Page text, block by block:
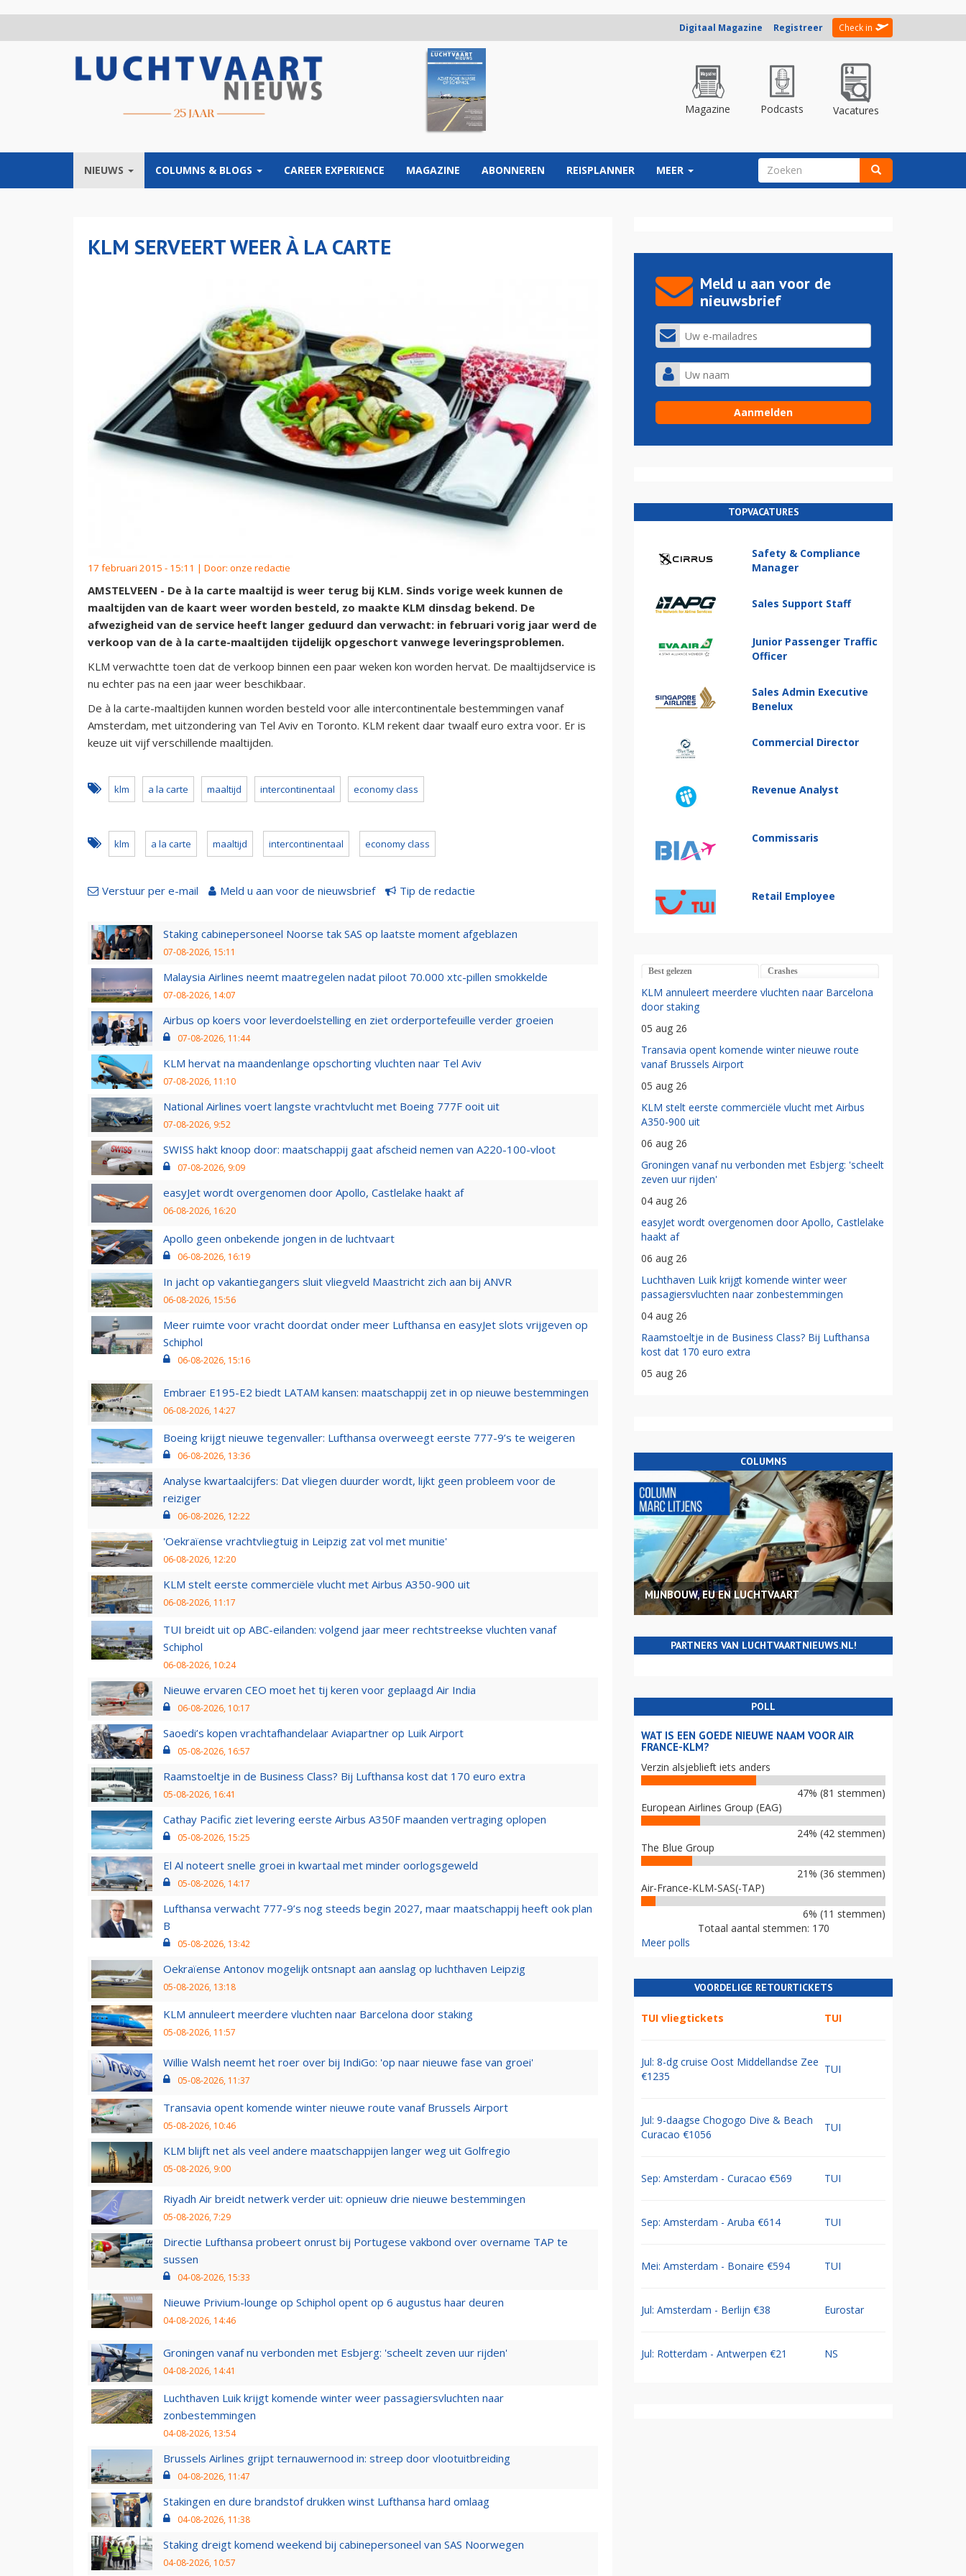
Digitaal Magazine Registreer Check in
Magazine Podcasts Vacatures
NIEUWS COLUMNS & BLOGS CAREER EXPERIENCE MAGAZINE ABONNEREN REISPLANNER MEER ZOEKVELD
KLM SERVEERT WEER À LA CARTE
17 februari 2015 - 15:11 | Door: onze redactie
AMSTELVEEN - De à la carte maaltijd is weer terug bij KLM. Sinds vorige week kunnen de
maaltijden van de kaart weer worden besteld, zo maakte KLM dinsdag bekend. De
afwezigheid van de service heeft langer geduurd dan verwacht: in februari vorig jaar werd de
verkoop van de à la carte-maaltijden tijdelijk opgeschort vanwege leveringsproblemen.
KLM verwachtte toen dat de verkoop binnen een paar weken kon worden hervat. De maaltijdservice is
nu echter pas na een jaar weer beschikbaar.
De à la carte-maaltijden kunnen worden besteld voor alle intercontinentale bestemmingen vanaf
Amsterdam, met uitzondering van Tel Aviv en Toronto. KLM rekent daar twaalf euro extra voor. Er is
keuze uit vijf verschillende maaltijden.
klm a la carte maaltijd intercontinentaal economy class
klm a la carte maaltijd intercontinentaal economy class
Verstuur per e-mail Meld u aan voor de nieuwsbrief Tip de redactie
Staking cabinepersoneel Noorse tak SAS op laatste moment afgeblazen
07-08-2026, 15:11
Malaysia Airlines neemt maatregelen nadat piloot 70.000 xtc-pillen smokkelde
07-08-2026, 14:07
Airbus op koers voor leverdoelstelling en ziet orderportefeuille verder groeien
07-08-2026, 11:44
KLM hervat na maandenlange opschorting vluchten naar Tel Aviv
07-08-2026, 11:10
National Airlines voert langste vrachtvlucht met Boeing 777F ooit uit
07-08-2026, 9:52
SWISS hakt knoop door: maatschappij gaat afscheid nemen van A220-100-vloot
07-08-2026, 9:09
easyJet wordt overgenomen door Apollo, Castlelake haakt af
06-08-2026, 16:20
Apollo geen onbekende jongen in de luchtvaart
06-08-2026, 16:19
In jacht op vakantiegangers sluit vliegveld Maastricht zich aan bij ANVR
06-08-2026, 15:56
Meer ruimte voor vracht doordat onder meer Lufthansa en easyJet slots vrijgeven op
Schiphol
06-08-2026, 15:16
Embraer E195-E2 biedt LATAM kansen: maatschappij zet in op nieuwe bestemmingen
06-08-2026, 14:27
Boeing krijgt nieuwe tegenvaller: Lufthansa overweegt eerste 777-9’s te weigeren
06-08-2026, 13:36
Analyse kwartaalcijfers: Dat vliegen duurder wordt, lijkt geen probleem voor de
reiziger
06-08-2026, 12:22
'Oekraïense vrachtvliegtuig in Leipzig zat vol met munitie'
06-08-2026, 12:20
KLM stelt eerste commerciële vlucht met Airbus A350-900 uit
06-08-2026, 11:17
TUI breidt uit op ABC-eilanden: volgend jaar meer rechtstreekse vluchten vanaf
Schiphol
06-08-2026, 10:24
Nieuwe ervaren CEO moet het tij keren voor geplaagd Air India
06-08-2026, 10:17
Saoedi’s kopen vrachtafhandelaar Aviapartner op Luik Airport
05-08-2026, 16:57
Raamstoeltje in de Business Class? Bij Lufthansa kost dat 170 euro extra
05-08-2026, 16:41
Cathay Pacific ziet levering eerste Airbus A350F maanden vertraging oplopen
05-08-2026, 15:25
El Al noteert snelle groei in kwartaal met minder oorlogsgeweld
05-08-2026, 14:17
Lufthansa verwacht 777-9’s nog steeds begin 2027, maar maatschappij heeft ook plan
B
05-08-2026, 13:42
Oekraïense Antonov mogelijk ontsnapt aan aanslag op luchthaven Leipzig
05-08-2026, 13:18
KLM annuleert meerdere vluchten naar Barcelona door staking
05-08-2026, 11:57
Willie Walsh neemt het roer over bij IndiGo: 'op naar nieuwe fase van groei'
05-08-2026, 11:37
Transavia opent komende winter nieuwe route vanaf Brussels Airport
05-08-2026, 10:46
KLM blijft net als veel andere maatschappijen langer weg uit Golfregio
05-08-2026, 9:00
Riyadh Air breidt netwerk verder uit: opnieuw drie nieuwe bestemmingen
05-08-2026, 7:29
Directie Lufthansa probeert onrust bij Portugese vakbond over overname TAP te
sussen
04-08-2026, 15:33
Nieuwe Privium-lounge op Schiphol opent op 6 augustus haar deuren
04-08-2026, 14:46
Groningen vanaf nu verbonden met Esbjerg: 'scheelt zeven uur rijden'
04-08-2026, 14:41
Luchthaven Luik krijgt komende winter weer passagiersvluchten naar
zonbestemmingen
04-08-2026, 13:54
Brussels Airlines grijpt ternauwernood in: streep door vlootuitbreiding
04-08-2026, 11:47
Stakingen en dure brandstof drukken winst Lufthansa hard omlaag
04-08-2026, 11:38
Staking dreigt komend weekend bij cabinepersoneel van SAS Noorwegen
04-08-2026, 10:57
Meld u aan voor de
nieuwsbrief
TOPVACATURES
Safety & Compliance
Manager
Sales Support Staff
Junior Passenger Traffic
Officer
Sales Admin Executive
Benelux
Commercial Director
Revenue Analyst
Commissaris
Retail Employee
Best gelezen Crashes
KLM annuleert meerdere vluchten naar Barcelona
door staking
05 aug 26
Transavia opent komende winter nieuwe route
vanaf Brussels Airport
05 aug 26
KLM stelt eerste commerciële vlucht met Airbus
A350-900 uit
06 aug 26
Groningen vanaf nu verbonden met Esbjerg: 'scheelt
zeven uur rijden'
04 aug 26
easyJet wordt overgenomen door Apollo, Castlelake
haakt af
06 aug 26
Luchthaven Luik krijgt komende winter weer
passagiersvluchten naar zonbestemmingen
04 aug 26
Raamstoeltje in de Business Class? Bij Lufthansa
kost dat 170 euro extra
05 aug 26
COLUMNS
MIJNBOUW, EU EN LUCHTVAART
PARTNERS VAN LUCHTVAARTNIEUWS.NL!
POLL
WAT IS EEN GOEDE NIEUWE NAAM VOOR AIR
FRANCE-KLM?
Verzin alsjeblieft iets anders
47% (81 stemmen)
European Airlines Group (EAG)
24% (42 stemmen)
The Blue Group
21% (36 stemmen)
Air-France-KLM-SAS(-TAP)
6% (11 stemmen)
Totaal aantal stemmen: 170
Meer polls
VOORDELIGE RETOURTICKETS
TUI vliegtickets TUI
Jul: 8-dg cruise Oost Middellandse Zee
€1235
TUI
Jul: 9-daagse Chogogo Dive & Beach
Curacao €1056
TUI
Sep: Amsterdam - Curacao €569 TUI
Sep: Amsterdam - Aruba €614 TUI
Mei: Amsterdam - Bonaire €594 TUI
Jul: Amsterdam - Berlijn €38 Eurostar
Jul: Rotterdam - Antwerpen €21 NS